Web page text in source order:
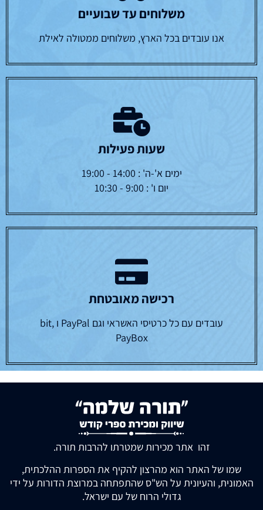
משלוחים עד שבועיים
אנו עובדים בכל הארץ, משלוחים ממטולה לאילת
שעות פעילות
ימים א'-ה' : 14:00 - 19:00
יום ו' : 9:00 - 10:30
רכישה מאובטחת
עובדים עם כל כרטיסי האשראי וגם PayPal ו bit,
PayBox
זהו אתר מכירות שמטרתו להרבות תורה.
שמו של האתר הוא מהרצון להקיף את הספרות ההלכתית,
האמונית, והעיונית על הש"ס שהתפתחה במרוצת הדורות על ידי
גדולי הרוח של עם ישראל.